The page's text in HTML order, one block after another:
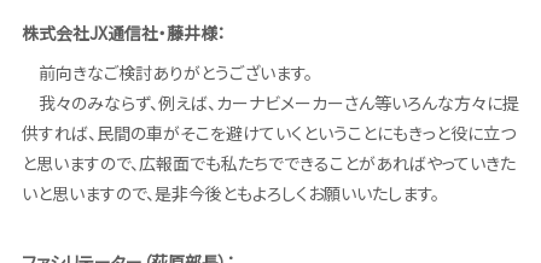
株式会社JX通信社・藤井様：
前向きなご検討ありがとうございます。
我々のみならず、例えば、カーナビメーカーさん等いろんな方々に提
供すれば、民間の車がそこを避けていくということにもきっと役に立つ
と思いますので、広報面でも私たちでできることがあればやっていきた
いと思いますので、是非今後ともよろしくお願いいたします。